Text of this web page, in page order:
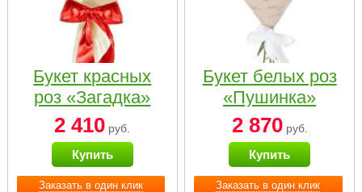
Заказать в один клик
Букет красных
роз «Загадка»
2 410 руб.
Купить
Заказать в один клик
Букет белых роз
«Пушинка»
2 870руб.
Купить